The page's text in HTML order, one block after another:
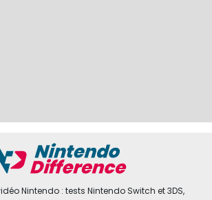
Nintendo : tests Nintendo Switch et 3DS,